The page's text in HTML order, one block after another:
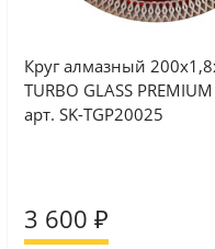
Круг алмазный
TURBO GLASS PREMIUM
арт. SK-TGP20025
3 600 ₽